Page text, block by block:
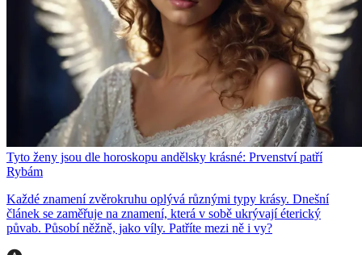
Tyto ženy jsou dle horoskopu andělsky krásné: Prvenství patří
Rybám
Každé znamení zvěrokruhu oplývá různými typy krásy. Dnešní
článek se zaměřuje na znamení, která v sobě ukrývají éterický
půvab. Působí něžně, jako víly. Patříte mezi ně i vy?